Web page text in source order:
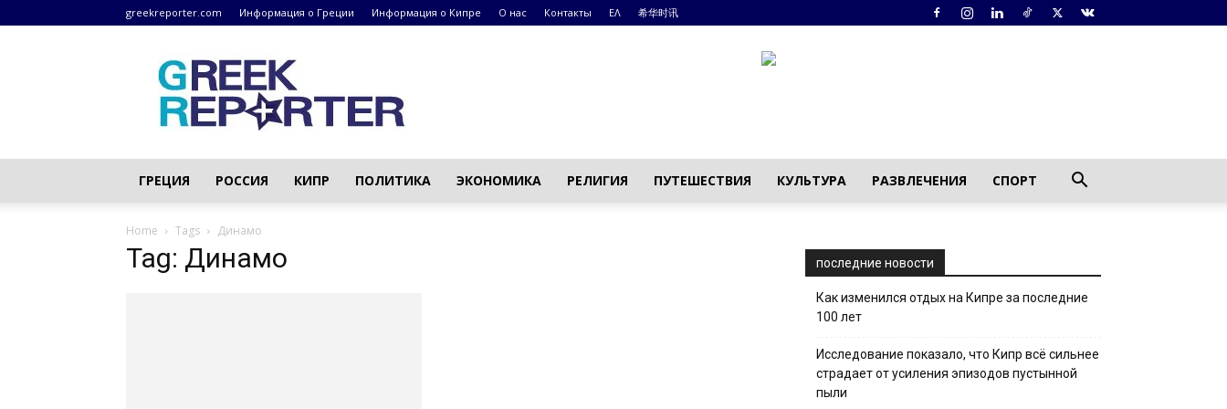
greekreporter.com Информация о Греции Информация о Кипре О нас Контакты ΕΛ 希华时讯
Греческие
новости
–
greekreporter.com
ГРЕЦИЯ РОССИЯ КИПР ПОЛИТИКА ЭКОНОМИКА РЕЛИГИЯ ПУТЕШЕСТВИЯ КУЛЬТУРА РАЗВЛЕЧЕНИЯ СПОРТ
Home Tags Динамо
Tag: Динамо последние новости
Как изменился отдых на Кипре за последние
100 лет
Исследование показало, что Кипр всё сильнее
страдает от усиления эпизодов пустынной
пыли